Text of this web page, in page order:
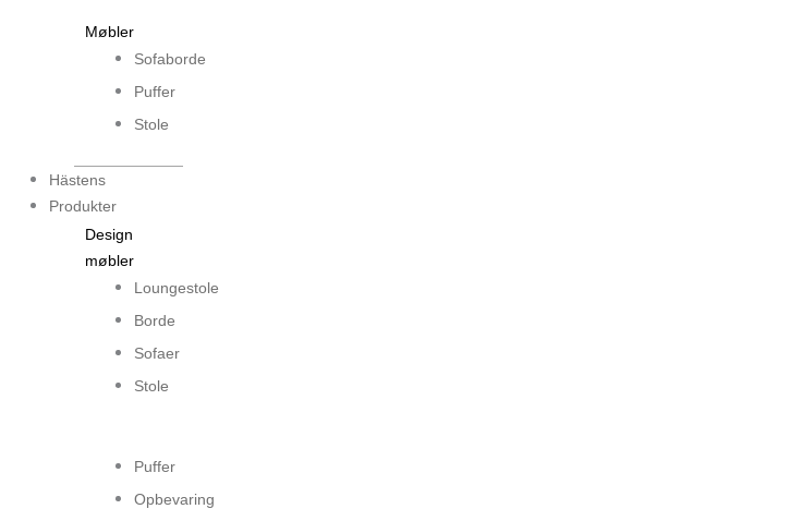
Møbler
Sofaborde
Puffer
Stole
Hästens
Produkter
Design
møbler
Loungestole
Borde
Sofaer
Stole
Puffer
Opbevaring